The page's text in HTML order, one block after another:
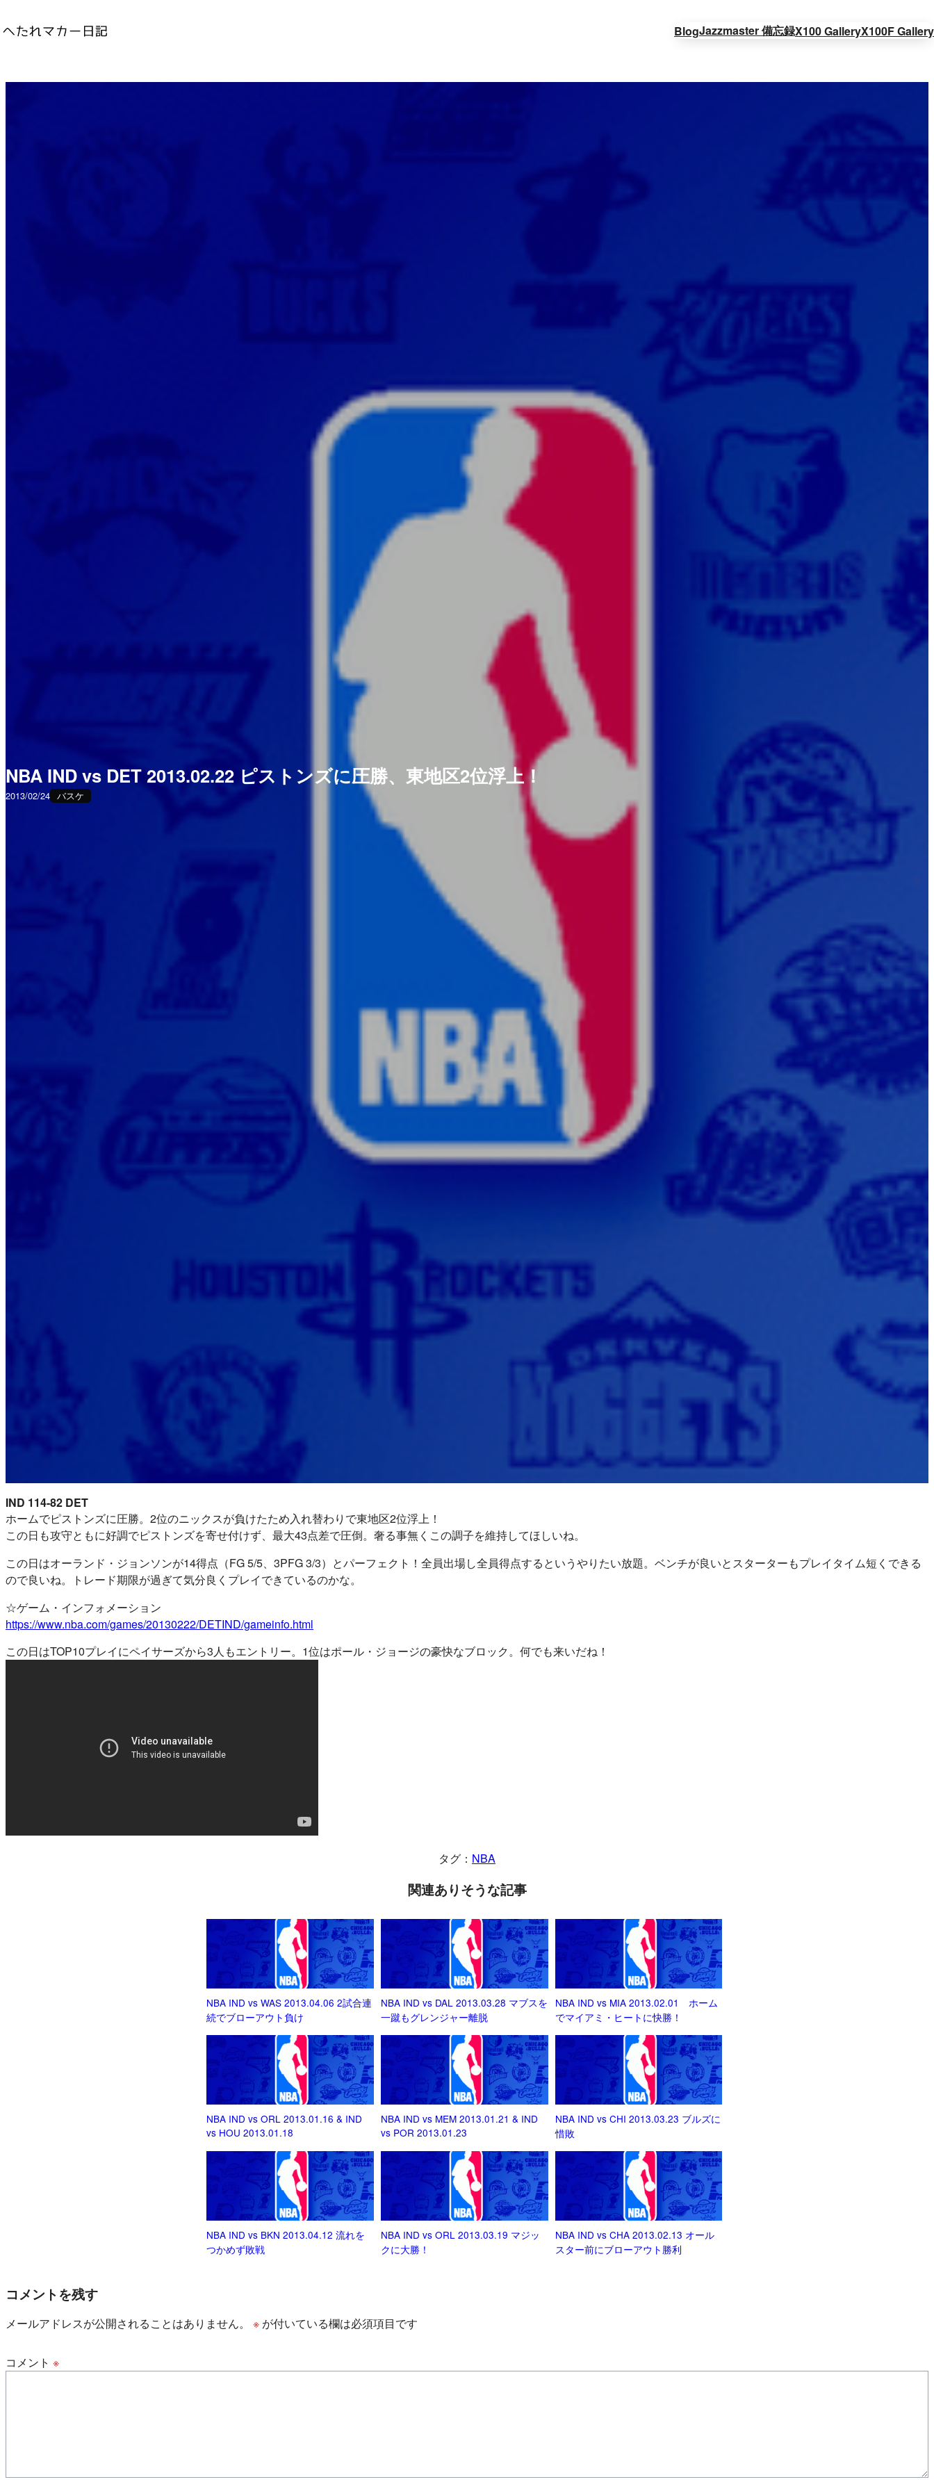
BlogJazzmaster 備忘録X100 GalleryX100F Gallery
NBA IND vs DET 2013.02.22 ピストンズに圧勝、東地区2位浮上！
2013/02/24 バスケ
IND 114-82 DET
ホームでピストンズに圧勝。2位のニックスが負けたため入れ替わりで東地区2位浮上！
この日も攻守ともに好調でピストンズを寄せ付けず、最大43点差で圧倒。奢る事無くこの調子を維持してほしいね。
この日はオーランド・ジョンソンが14得点（FG 5/5、3PFG 3/3）とパーフェクト！全員出場し全員得点するというやりたい放題。ベンチが良いとスターターもプレイタイム短くできる
ので良いね。トレード期限が過ぎて気分良くプレイできているのかな。
☆ゲーム・インフォメーション
https://www.nba.com/games/20130222/DETIND/gameinfo.html
この日はTOP10プレイにペイサーズから3人もエントリー。1位はポール・ジョージの豪快なブロック。何でも来いだね！
タグ： NBA
関連ありそうな記事
NBA IND vs WAS 2013.04.06 2試合連
続でブローアウト負け
NBA IND vs DAL 2013.03.28 マブスを
一蹴もグレンジャー離脱
NBA IND vs MIA 2013.02.01 ホーム
でマイアミ・ヒートに快勝！
NBA IND vs ORL 2013.01.16 & IND
vs HOU 2013.01.18
NBA IND vs MEM 2013.01.21 & IND
vs POR 2013.01.23
NBA IND vs CHI 2013.03.23 ブルズに
惜敗
NBA IND vs BKN 2013.04.12 流れを
つかめず敗戦
NBA IND vs ORL 2013.03.19 マジッ
クに大勝！
NBA IND vs CHA 2013.02.13 オール
スター前にブローアウト勝利
コメントを残す
メールアドレスが公開されることはありません。 ※ が付いている欄は必須項目です
コメント ※